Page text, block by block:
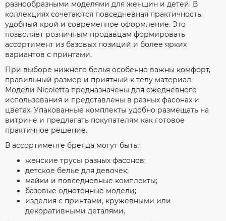
разнообразными моделями для женщин и детей. В
коллекциях сочетаются повседневная практичность,
удобный крой и современное оформление. Это
позволяет розничным продавцам формировать
ассортимент из базовых позиций и более ярких
вариантов с принтами.
При выборе нижнего белья особенно важны комфорт,
правильный размер и приятный к телу материал.
Модели Nicoletta предназначены для ежедневного
использования и представлены в разных фасонах и
цветах. Упакованные комплекты удобно размещать на
витрине и предлагать покупателям как готовое
практичное решение.
В ассортименте бренда могут быть:
женские трусы разных фасонов;
детское белье для девочек;
майки и повседневные комплекты;
базовые однотонные модели;
изделия с принтами, кружевными или
декоративными деталями.